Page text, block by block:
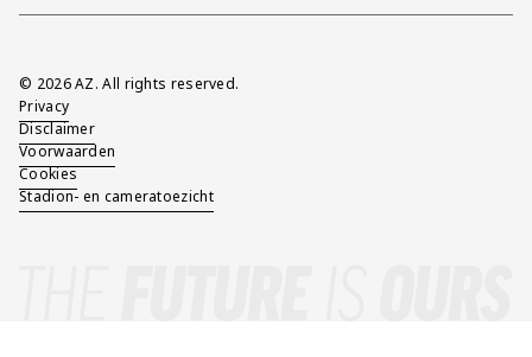
Overig
© 2026 AZ. All rights reserved.
Privacy
Disclaimer
Voorwaarden
Cookies
Stadion- en cameratoezicht